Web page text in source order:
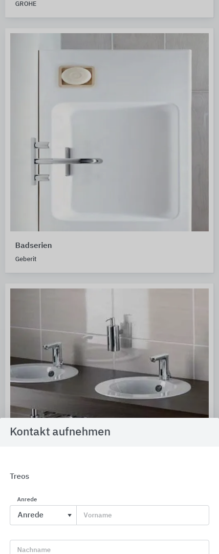
GROHE
Badserien
Geberit
Waschtischarmaturen
SCHELL
Kontakt aufnehmen
Treos
Anrede
Vorname
Nachname